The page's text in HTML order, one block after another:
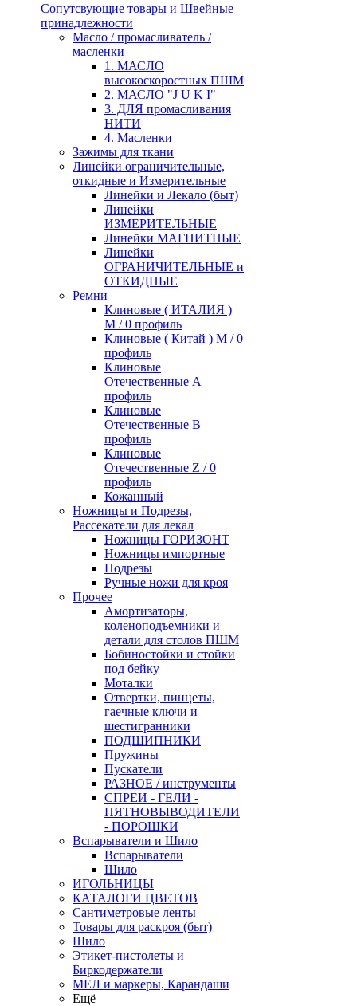
Сопутсвующие товары и Швейные
принадлежности
Масло / промасливатель /
масленки
1. МАСЛО
высокоскоростных ПШМ
2. МАСЛО "J U K I"
3. ДЛЯ промасливания
НИТИ
4. Масленки
Зажимы для ткани
Линейки ограничительные,
откидные и Измерительные
Линейки и Лекало (быт)
Линейки
ИЗМЕРИТЕЛЬНЫЕ
Линейки МАГНИТНЫЕ
Линейки
ОГРАНИЧИТЕЛЬНЫЕ и
ОТКИДНЫЕ
Ремни
Клиновые ( ИТАЛИЯ )
М / 0 профиль
Клиновые ( Китай ) М / 0
профиль
Клиновые
Отечественные А
профиль
Клиновые
Отечественные В
профиль
Клиновые
Отечественные Z / 0
профиль
Кожанный
Ножницы и Подрезы,
Рассекатели для лекал
Ножницы ГОРИЗОНТ
Ножницы импортные
Подрезы
Ручные ножи для кроя
Прочее
Амортизаторы,
коленоподъемники и
детали для столов ПШМ
Бобиностойки и стойки
под бейку
Моталки
Отвертки, пинцеты,
гаечные ключи и
шестигранники
ПОДШИПНИКИ
Пружины
Пускатели
РАЗНОЕ / инструменты
СПРЕИ - ГЕЛИ -
ПЯТНОВЫВОДИТЕЛИ
- ПОРОШКИ
Вспарыватели и Шило
Вспарыватели
Шило
ИГОЛЬНИЦЫ
КАТАЛОГИ ЦВЕТОВ
Сантиметровые ленты
Товары для раскроя (быт)
Шило
Этикет-пистолеты и
Биркодержатели
МЕЛ и маркеры, Карандаши
Ещё